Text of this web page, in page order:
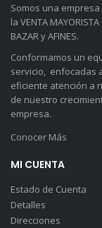
Somos una
la VENTA
BAZAR y AFINES.
Conformamos un
servicio, enfocadas
eficiente atención a
de nuestro
empresa.
Conocer Más
MI CUENTA
Estado de Cuenta
Detalles
Direcciones